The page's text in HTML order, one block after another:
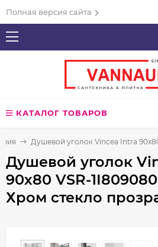
Полная версия сайта
КАТАЛОГ ТОВАРОВ
Душевой уголок Vincea Intra
Душевой уголок
90х80 VSR-
Хром стекло